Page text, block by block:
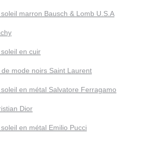
marron Bausch & Lomb U.S.A
en cuir
mode noirs Saint Laurent
en métal Salvatore Ferragamo
Dior
en métal Emilio Pucci